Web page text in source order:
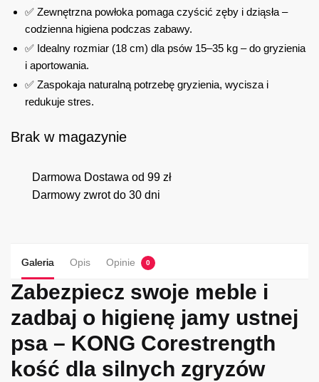
✅ Zewnętrzna powłoka pomaga czyścić zęby i dziąsła –
codzienna higiena podczas zabawy.
✅ Idealny rozmiar (18 cm) dla psów 15–35 kg – do gryzienia
i aportowania.
✅ Zaspokaja naturalną potrzebę gryzienia, wycisza i
redukuje stres.
Brak w magazynie
Darmowa Dostawa od 99 zł
Darmowy zwrot do 30 dni
Galeria Opis Opinie 0
Zabezpiecz swoje meble i
zadbaj o higienę jamy ustnej
psa – KONG Corestrength
kość dla silnych zgryzów